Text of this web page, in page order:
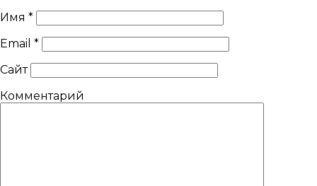
Имя *
Email *
Сайт
Комментарий